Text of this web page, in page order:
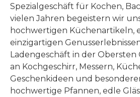
Spezialgeschäft für Kochen,
vielen Jahren begeistern wir
hochwertigen Küchenartikeln,
einzigartigen
Ladengeschäft in der Obersten
an Kochgeschirr, Messern,
Geschenkideen und
hochwertige Pfannen, edle